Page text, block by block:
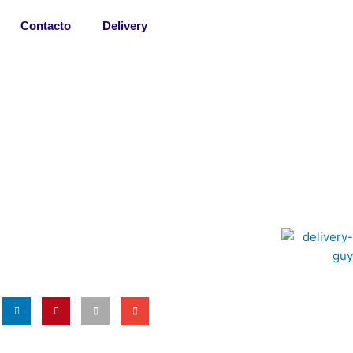
Contacto Delivery